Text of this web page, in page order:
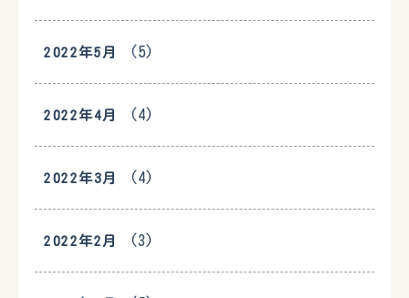
2022年5月 (5)
2022年4月 (4)
2022年3月 (4)
2022年2月 (3)